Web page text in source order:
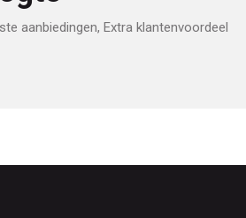
aanbiedingen, Extra klantenvoordeel